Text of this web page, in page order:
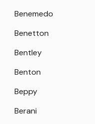
Benemedo
Benetton
Bentley
Benton
Beppy
Berani